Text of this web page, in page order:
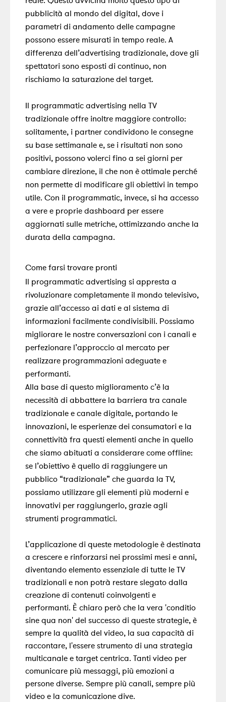
pubblicità al mondo del digital, dove i
parametri di andamento delle campagne
possono essere misurati in tempo reale. A
differenza dell’advertising tradizionale, dove gli
spettatori sono esposti di continuo, non
rischiamo la saturazione del target.
Il programmatic advertising nella TV
tradizionale offre inoltre maggiore controllo:
solitamente, i partner condividono le consegne
su base settimanale e, se i risultati non sono
positivi, possono volerci fino a sei giorni per
cambiare direzione, il che non è ottimale perché
non permette di modificare gli obiettivi in tempo
utile. Con il programmatic, invece, si ha accesso
a vere e proprie dashboard per essere
aggiornati sulle metriche, ottimizzando anche la
durata della campagna.
Come farsi trovare pronti
Il programmatic advertising si appresta a
rivoluzionare completamente il mondo televisivo,
grazie all’accesso ai dati e al sistema di
informazioni facilmente condivisibili. Possiamo
migliorare le nostre conversazioni con i canali e
perfezionare l’approccio al mercato per
realizzare programmazioni adeguate e
performanti.
Alla base di questo miglioramento c’è la
necessità di abbattere la barriera tra canale
tradizionale e canale digitale, portando le
innovazioni, le esperienze dei consumatori e la
connettività fra questi elementi anche in quello
che siamo abituati a considerare come offline:
se l’obiettivo è quello di raggiungere un
pubblico “tradizionale” che guarda la TV,
possiamo utilizzare gli elementi più moderni e
innovativi per raggiungerlo, grazie agli
strumenti programmatici.
L’applicazione di queste metodologie è destinata
a crescere e rinforzarsi nei prossimi mesi e anni,
diventando elemento essenziale di tutte le TV
tradizionali e non potrà restare slegato dalla
creazione di contenuti coinvolgenti e
performanti. È chiaro però che la vera 'conditio
sine qua non' del successo di queste strategie, è
sempre la qualità del video, la sua capacità di
raccontare, l'essere strumento di una strategia
multicanale e target centrica. Tanti video per
comunicare più messaggi, più emozioni a
persone diverse. Sempre più canali, sempre più
video e la comunicazione dive.